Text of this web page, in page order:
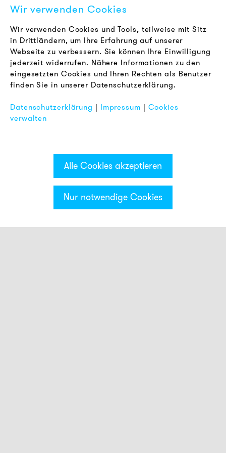
Kategorien & Filter
Karriere
Newsletter
RECHTLICHES
AGB
Datenschutz
FAQ
Wir verwenden Cookies
Wir verwenden Cookies und Tools, teilweise mit Sitz
in Drittländern, um Ihre Erfahrung auf unserer
Webseite zu verbessern. Sie können Ihre Einwilligung
jederzeit widerrufen. Nähere Informationen zu den
eingesetzten Cookies und Ihren Rechten als Benutzer
finden Sie in unserer Datenschutzerklärung.
Datenschutzerklärung | Impressum | Cookies
verwalten
Alle Cookies akzeptieren
Nur notwendige Cookies